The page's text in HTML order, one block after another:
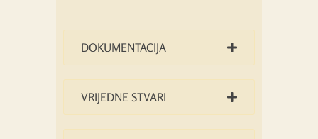
DOKUMENTACIJA
VRIJEDNE STVARI